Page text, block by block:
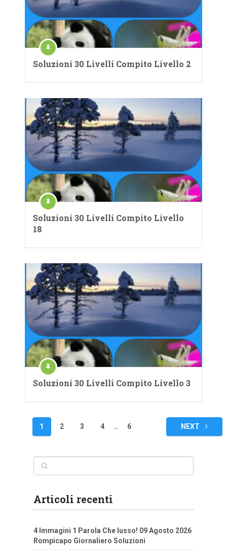
Soluzioni 30 Livelli Compito Livello 2
Soluzioni 30 Livelli Compito Livello
18
Soluzioni 30 Livelli Compito Livello 3
Navigazione
articoli
1 2 3 4 … 6 NEXT
Articoli recenti
4 Immagini 1 Parola Che lusso! 09 Agosto 2026
Rompicapo Giornaliero Soluzioni